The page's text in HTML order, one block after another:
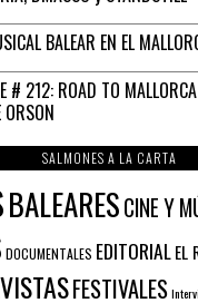
BALEAR EN EL
# 212: ROAD TO
ORSON
SALMONES A LA CARTA
BALEARESCINE Y
DOCUMENTALES EDITORIALEL
FESTIVALES